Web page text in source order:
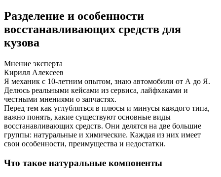
Разделение и особенности
восстанавливающих средств для
кузова
Мнение эксперта
Кирилл Алексеев
Я механик с 10-летним опытом, знаю автомобили от А до Я.
Делюсь реальными кейсами из сервиса, лайфхаками и
честными мнениями о запчастях.
Перед тем как углубляться в плюсы и минусы каждого типа,
важно понять, какие существуют основные виды
восстанавливающих средств. Они делятся на две большие
группы: натуральные и химические. Каждая из них имеет
свои особенности, преимущества и недостатки.
Что такое натуральные компоненты